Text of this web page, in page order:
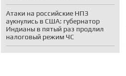
Атаки на российские НПЗ
аукнулись в США: губернатор
Индианы в пятый раз продлил
налоговый режим ЧС